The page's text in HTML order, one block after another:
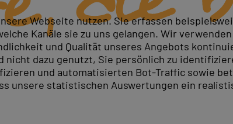
Bewertungen und bestätigen unseren
in die Leistungen von PC-COLLEGE.
COLLEGE beim
Webseite nutzen. Sie erfassen
Kanäle sie zu uns gelangen. Wir
und Qualität unseres Angebots
dazu genutzt, Sie persönlich zu
und automatisierten Bot-Traffic sowie
unsere statistischen Auswertungen ein